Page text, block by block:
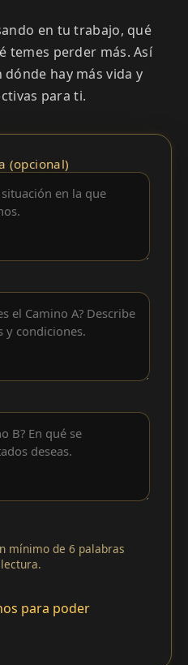
en tu trabajo, qué
temes perder más. Así
hay más vida y
para ti.
(opcional)
mínimo de 6 palabras
para poder